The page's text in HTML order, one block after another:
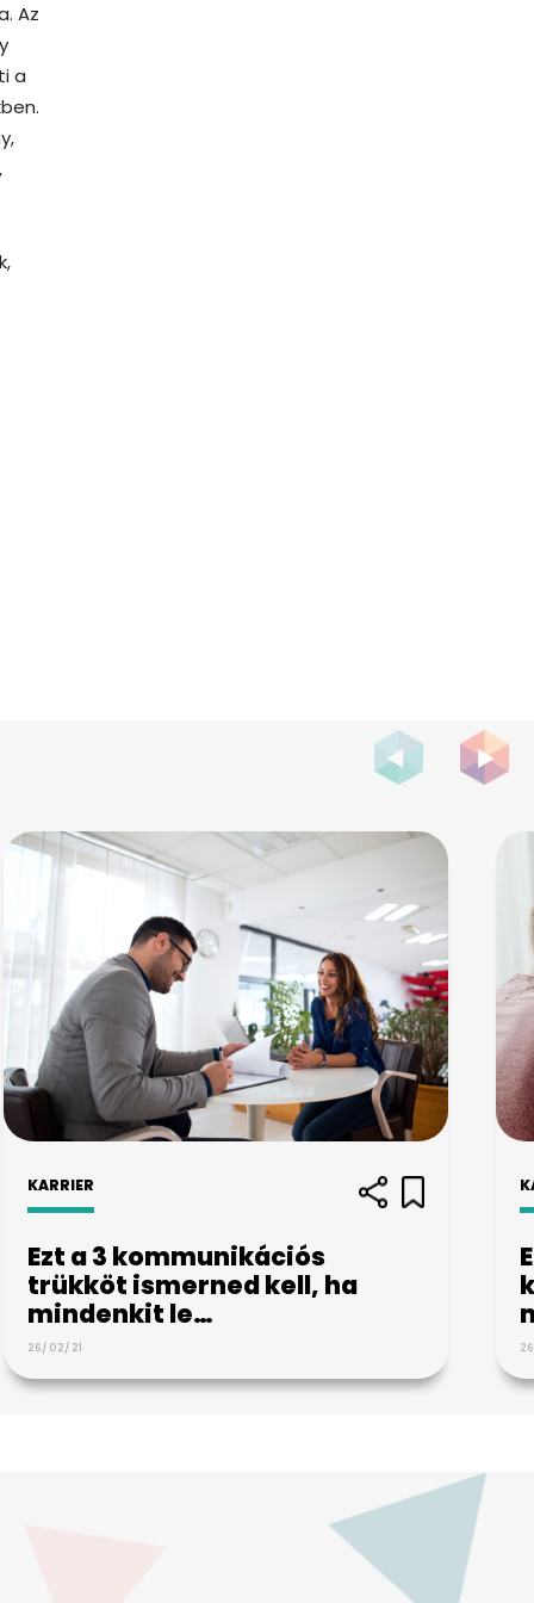
Az
a
KARRIER
Ezt a 3 kommunikációs
trükköt ismerned kell, ha
mindenkit le…
26/02/21